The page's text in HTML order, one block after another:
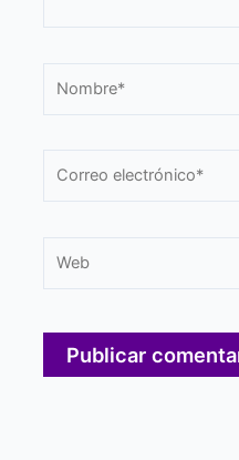
electrónico*